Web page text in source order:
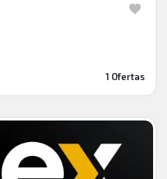
1 Ofertas